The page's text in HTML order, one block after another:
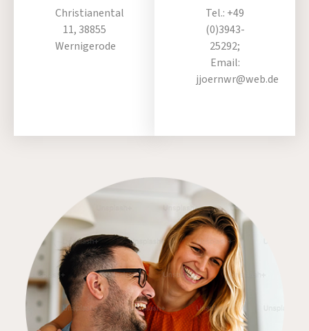
Christianental
11, 38855
Wernigerode
Tel.: +49
(0)3943-
25292;
Email:
jjoernwr@web.de